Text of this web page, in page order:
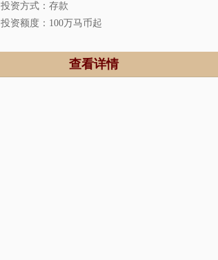
投资方式：存款
投资额度：100万马币起
申请周期：3-6个月查看详情